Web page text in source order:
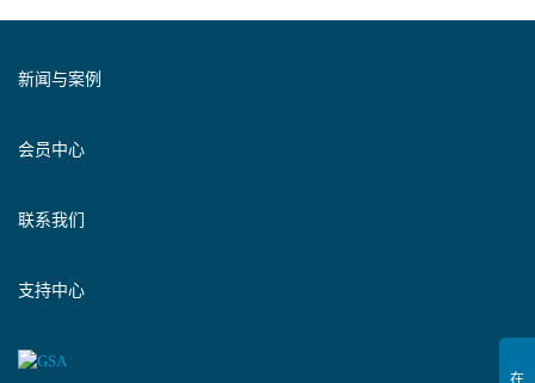
新闻与案例
会员中心
联系我们
支持中心